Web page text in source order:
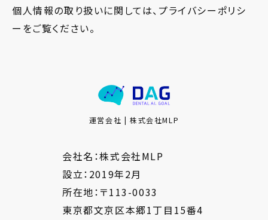
個人情報の取り扱いに関しては、プライバシーポリシ
ーをご覧ください。
運営会社 | 株式会社MLP
会社名：株式会社MLP
設立：2019年2月
所在地：〒113-0033
東京都文京区本郷1丁目15番4